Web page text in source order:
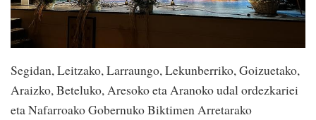
Segidan, Leitzako, Larraungo, Lekunberriko, Goizuetako,
Araizko, Beteluko, Aresoko eta Aranoko udal ordezkariei
eta Nafarroako Gobernuko Biktimen Arretarako